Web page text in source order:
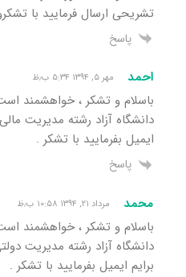
تشریحی ارسال فرمایید با
پاسخ
احمد مهر ۵, ۱۳۹۴ ۵:۳۴ ب٫ظ
دانشگاه آزاد رشته مدیریت
ایمیل بفرمایید با تشکر .
پاسخ
محمد مرداد ۲۱, ۱۳۹۴ ۱۰:۵۸ ب٫ظ
دانشگاه آزاد رشته مدیریت
برایم ایمیل بفرمایید با تشکر .